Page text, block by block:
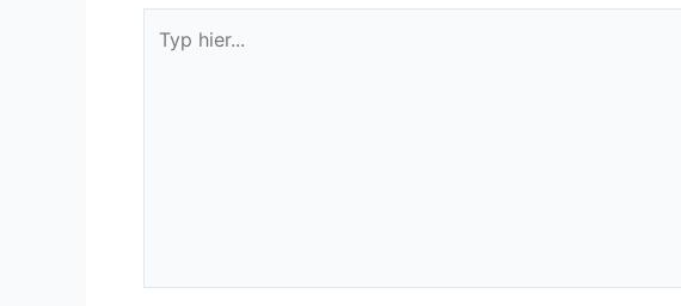
hier...